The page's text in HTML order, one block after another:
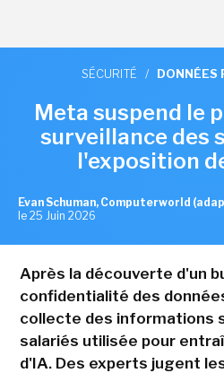
SÉCURITÉ / DONNÉES
Meta suspend le
surveillance des
l'exposition
Evan Schuman, Computerworld
le 25 Juin 2026
Après la découverte d'un
confidentialité des
collecte des informations
salariés utilisée pour
d'IA. Des experts jugent